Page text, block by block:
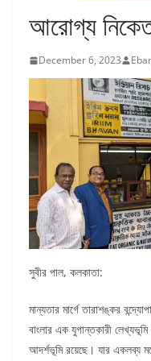
আরোগ্য
December 6, 2023
সুবীর পাল, কলকাতা:
মান্যতার মার্গে তারাশঙ্কর
বাংলার এক যুগান্তকারী
আদর্শভূমি রয়েছে। যার একলব্য